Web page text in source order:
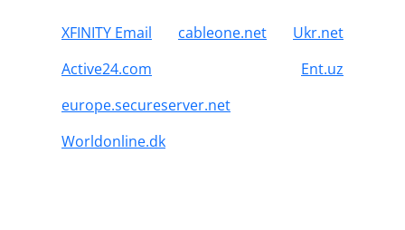
XFINITY Email cableone.net
Ukr.net
Active24.com
Ent.uz
europe.secureserver.net
Worldonline.dk